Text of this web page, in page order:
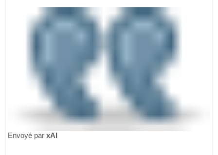
Envoyé par xAI